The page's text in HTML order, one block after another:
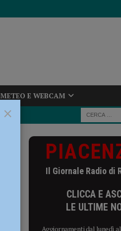
METEO E WEBCAM
Il Giornale Radio di
CLICCA E
LE ULTIME
Aggiornamenti dal lunedì
×